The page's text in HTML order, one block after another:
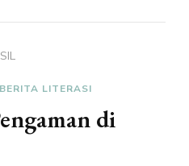
BERITA LITERASI
di